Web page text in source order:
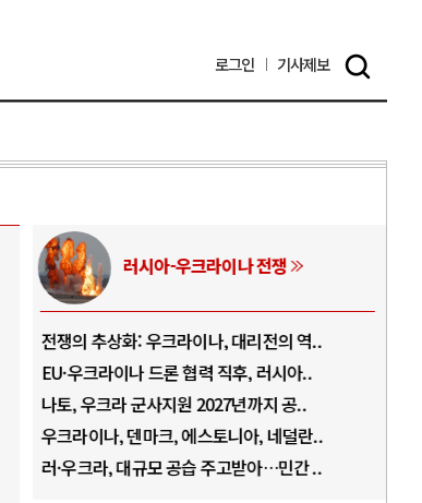
로그인 기사제보
러시아-우크라이나 전쟁
전쟁의 추상화: 우크라이나, 대리전의 역..
EU·우크라이나 드론 협력 직후, 러시아..
나토, 우크라 군사지원 2027년까지 공..
우크라이나, 덴마크, 에스토니아, 네덜란..
러·우크라, 대규모 공습 주고받아…민간 ..